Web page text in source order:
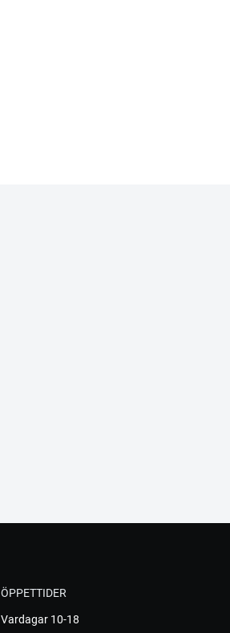
ÖPPETTIDER
Vardagar 10-18